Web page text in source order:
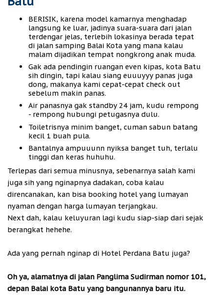
BERISIK, karena model kamarnya menghadap
langsung ke luar, jadinya suara-suara dari jalan
terdengar jelas, terlebih lokasinya berada tepat
di jalan samping Balai Kota yang mana kalau
malam dijadikan tempat nongkrong anak muda.
Gak ada pendingin ruangan even kipas, kota Batu
sih dingin, tapi kalau siang euuuyyy panas juga
dong, makanya kami cepat-cepat check out
sebelum makin panas.
Air panasnya gak standby 24 jam, kudu rempong
- rempong hubungi petugasnya dulu.
Toiletrisnya minim banget, cuman sabun batang
kecil 1 buah pula.
Bantalnya ampuuunn nyiksa banget tuh, terlalu
tinggi dan keras huhuhu.
Terlepas dari semua minusnya, sebenarnya salah kami
juga sih yang nginapnya dadakan, coba kalau
direncanakan, kan bisa booking hotel yang lumayan
nyaman dengan harga lumayan terjangkau.
Next dah, kalau keluyuran lagi kudu siap-siap dari sejak
berangkat hehehe.
Ada yang pernah nginap di Hotel Perdana Batu juga?
Oh ya, alamatnya di jalan Panglima Sudirman nomor 101,
depan Balai kota Batu yang bangunannya baru itu.